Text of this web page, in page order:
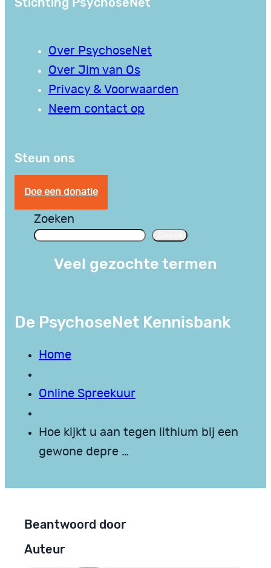
Over PsychoseNet
Over Jim van Os
Privacy & Voorwaarden
Neem contact op
Steun ons
Doe een donatie
Zoeken
Veel gezochte termen
De PsychoseNet Kennisbank
Home
Online Spreekuur
Hoe kijkt u aan tegen lithium bij een
gewone depre …
Beantwoord door
Auteur